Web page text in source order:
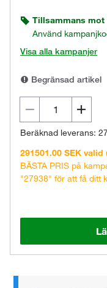
Tillsammans
Använd
Visa alla kampanjer
Begränsad artikel
Beräknad leverans:
291501.00 SEK
BÄSTA PRIS på
"27938" för att få ditt